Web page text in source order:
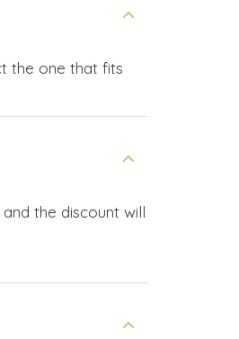
the one that fits
the discount will